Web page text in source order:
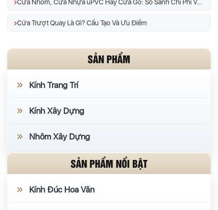
Cửa Nhôm, Cửa Nhựa uPVC Hay Cửa Gỗ: So Sánh Chi Phí Và Độ Bền
Cửa Trượt Quay Là Gì? Cấu Tạo Và Ưu Điểm
SẢN PHẨM
Kính Trang Trí
Kính Xây Dựng
Nhôm Xây Dựng
SẢN PHẨM NỔI BẬT
Kính Đúc Hoa Văn